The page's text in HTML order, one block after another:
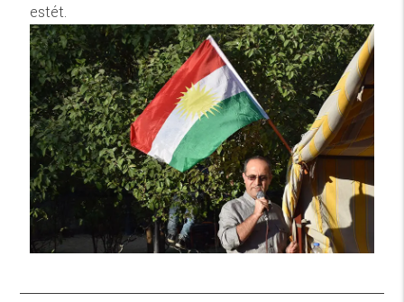
estét.